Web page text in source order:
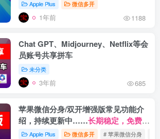
Apple Plus 微信多开
1年前 1188
Chat GPT、Midjourney、Netflix等会
员账号共享拼车
未分类
3年前 685
苹果微信分身/双开增强版常见功能介
绍，持续更新中……长期稳定，免费更
新。Apple Plus 微信多开 # 苹果微信分身